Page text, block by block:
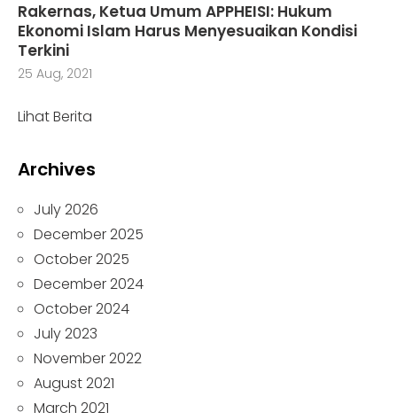
Rakernas, Ketua Umum APPHEISI: Hukum
Ekonomi Islam Harus Menyesuaikan Kondisi
Terkini
25 Aug, 2021
Lihat Berita
Archives
July 2026
December 2025
October 2025
December 2024
October 2024
July 2023
November 2022
August 2021
March 2021